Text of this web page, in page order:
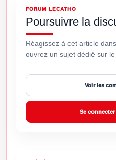
FORUM LECATHO
Poursuivre la
Réagissez à cet article
ouvrez un sujet dédié sur le
Voir les
Se